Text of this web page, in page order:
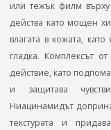
или тежък филм върху
действа като мощен
влагата в кожата,
гладка. Комплексът
действие, като
и защитава
Ниацинамидът
текстурата и